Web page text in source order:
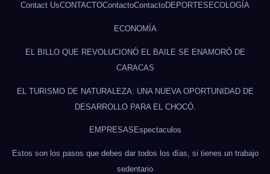
Contact UsCONTACTOContactoContactoDEPORTES ECOLOGÍA
ECONOMÍA
EL BILLO QUE REVOLUCIONÓ EL BAILE SE ENAMORÓ DE
CARACAS
EL TURISMO DE NATURALEZA: UNA NUEVA OPORTUNIDAD DE
DESARROLLO PARA EL CHOCÓ.
EMPRESAS Espectaculos
Estos son los pasos que debes dar todos los días, si tienes un trabajo
sedentario